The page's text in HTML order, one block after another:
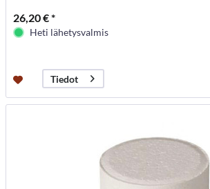
26,20 € *
Heti lähetysvalmis
Tiedot